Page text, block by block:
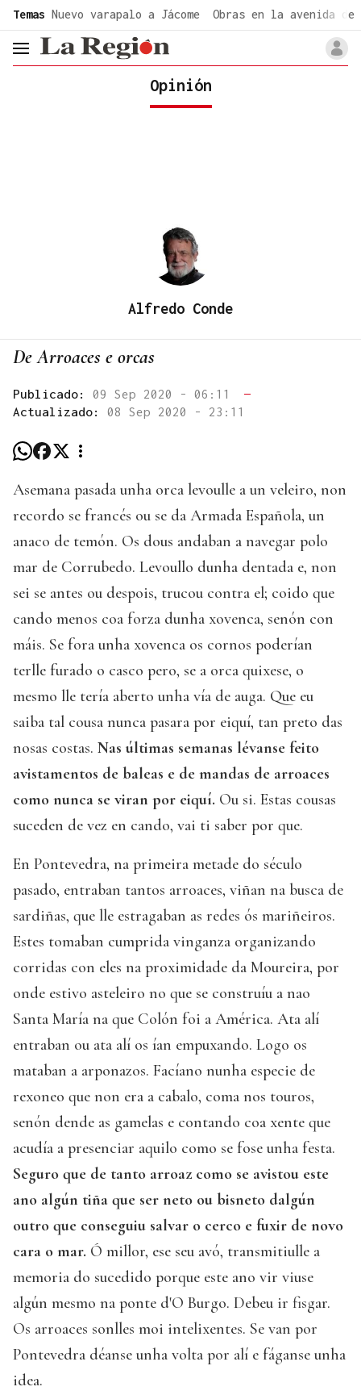
Temas Nuevo varapalo a Jácome Obras en la avenida de
header.menu.open
Opinión
Alfredo Conde
De Arroaces e orcas
Publicado: 09 Sep 2020 - 06:11
—
Actualizado: 08 Sep 2020 - 23:11
Asemana pasada unha orca levoulle a un veleiro, non
recordo se francés ou se da Armada Española, un
anaco de temón. Os dous andaban a navegar polo
mar de Corrubedo. Levoullo dunha dentada e, non
sei se antes ou despois, trucou contra el; coido que
cando menos coa forza dunha xovenca, senón con
máis. Se fora unha xovenca os cornos poderían
terlle furado o casco pero, se a orca quixese, o
mesmo lle tería aberto unha vía de auga. Que eu
saiba tal cousa nunca pasara por eiquí, tan preto das
nosas costas. Nas últimas semanas lévanse feito
avistamentos de baleas e de mandas de arroaces
como nunca se viran por eiquí. Ou si. Estas cousas
suceden de vez en cando, vai ti saber por que.
En Pontevedra, na primeira metade do século
pasado, entraban tantos arroaces, viñan na busca de
sardiñas, que lle estragaban as redes ós mariñeiros.
Estes tomaban cumprida vinganza organizando
corridas con eles na proximidade da Moureira, por
onde estivo asteleiro no que se construíu a nao
Santa María na que Colón foi a América. Ata alí
entraban ou ata alí os ían empuxando. Logo os
mataban a arponazos. Facíano nunha especie de
rexoneo que non era a cabalo, coma nos touros,
senón dende as gamelas e contando coa xente que
acudía a presenciar aquilo como se fose unha festa.
Seguro que de tanto arroaz como se avistou este
ano algún tiña que ser neto ou bisneto dalgún
outro que conseguiu salvar o cerco e fuxir de novo
cara o mar. Ó millor, ese seu avó, transmitiulle a
memoria do sucedido porque este ano vir viuse
algún mesmo na ponte d'O Burgo. Debeu ir fisgar.
Os arroaces sonlles moi intelixentes. Se van por
Pontevedra déanse unha volta por alí e fáganse unha
idea.